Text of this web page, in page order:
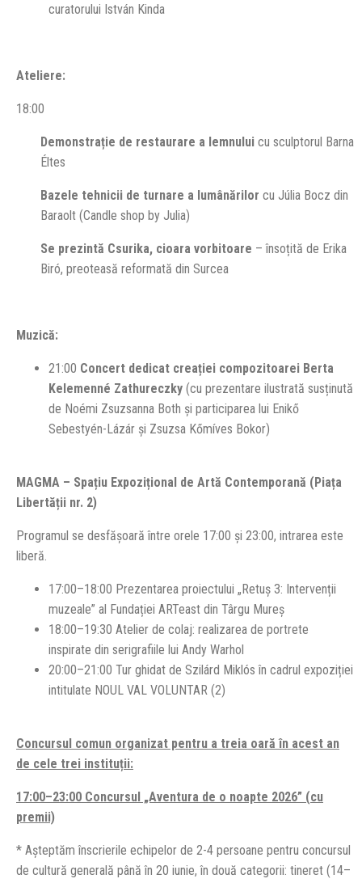
curatorului István Kinda
Ateliere:
18:00
Demonstrație de restaurare a lemnului cu sculptorul Barna
Éltes
Bazele tehnicii de turnare a lumânărilor cu Júlia Bocz din
Baraolt (Candle shop by Julia)
Se prezintă Csurika, cioara vorbitoare – însoțită de Erika
Biró, preoteasă reformată din Surcea
Muzică:
21:00 Concert dedicat creației compozitoarei Berta
Kelemenné Zathureczky (cu prezentare ilustrată susținută
de Noémi Zsuzsanna Both și participarea lui Enikő
Sebestyén-Lázár și Zsuzsa Kőmíves Bokor)
MAGMA – Spațiu Expozițional de Artă Contemporană (Piața
Libertății nr. 2)
Programul se desfășoară între orele 17:00 și 23:00, intrarea este
liberă.
17:00–18:00 Prezentarea proiectului „Retuș 3: Intervenții
muzeale” al Fundației ARTeast din Târgu Mureș
18:00–19:30 Atelier de colaj: realizarea de portrete
inspirate din serigrafiile lui Andy Warhol
20:00–21:00 Tur ghidat de Szilárd Miklós în cadrul expoziției
intitulate NOUL VAL VOLUNTAR (2)
Concursul comun organizat pentru a treia oară în acest an
de cele trei instituții:
17:00–23:00 Concursul „Aventura de o noapte 2026” (cu
premii)
* Așteptăm înscrierile echipelor de 2-4 persoane pentru concursul
de cultură generală până în 20 iunie, în două categorii: tineret (14–